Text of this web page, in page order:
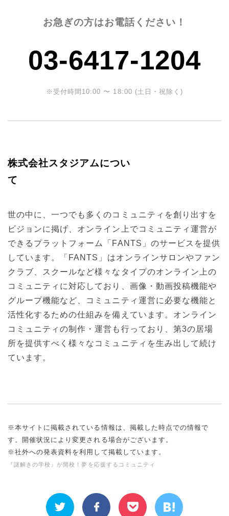
お急ぎの方はお電話ください！
03-6417-1204
※受付時間10:00 〜 18:00 (土日・祝除く)
株式会社スタジアムについ
て
世の中に、一つでも多くのコミュニティを創り出すを
ビジョンに掲げ、オンライン上でコミュニティ運営が
できるプラットフォーム「FANTS」のサービスを提供
しています。「FANTS」はオンラインサロンやファン
クラブ、スクールなど様々なタイプのオンライン上の
コミュニティに対応しており、画像・動画投稿機能や
グループ機能など、コミュニティ運営に必要な機能と
活性化するための仕組みを備えています。オンライン
コミュニティの制作・運営も行っており、第3の居場
所を提供すべく様々なコミュニティを生み出して続け
ています。
※本サイトに掲載されている情報は、掲載した時点での情報で
す。開催状況により変更される場合がございます。
※社外への発表資料を利用して掲載しています。
『謎解きの学校』が開校！夢を応援するコミュニティ